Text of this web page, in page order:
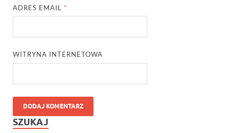
ADRES EMAIL *
WITRYNA INTERNETOWA
SZUKAJ